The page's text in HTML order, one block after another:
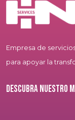
Empresa de
para apoyar la
Descubra nuestro